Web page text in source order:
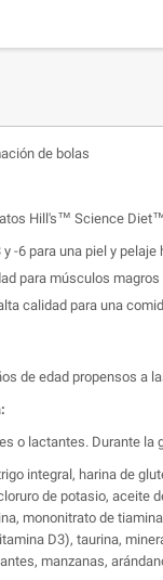
de bolas
Hill's™ Science
-6 para una piel y pelaje
para músculos magros
calidad para una
de edad propensos a
o lactantes. Durante
integral, harina de
de potasio, aceite
mononitrato de
D3), taurina,
manzanas,